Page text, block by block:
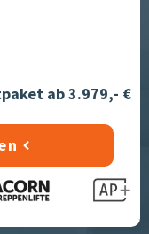
ab 3.979,- €